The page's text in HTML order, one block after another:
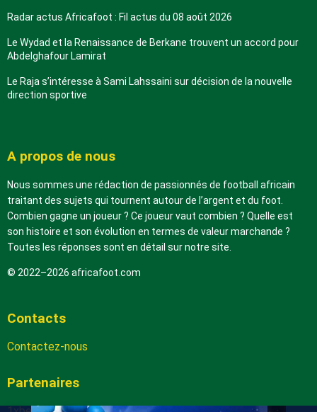
Radar actus Africafoot : Fil actus du 08 août 2026
Le Wydad et la Renaissance de Berkane trouvent un accord pour
Abdelghafour Lamirat
Le Raja s’intéresse à Sami Lahssaini sur décision de la nouvelle
direction sportive
A propos de nous
Nous sommes une rédaction de passionnés de football africain
traitant des sujets qui tournent autour de l’argent et du foot.
Combien gagne un joueur ? Ce joueur vaut combien ? Quelle est
son histoire et son évolution en termes de valeur marchande ?
Toutes les réponses sont en détail sur notre site.
© 2022–2026 africafoot.com
Contacts
Contactez-nous
Partenaires